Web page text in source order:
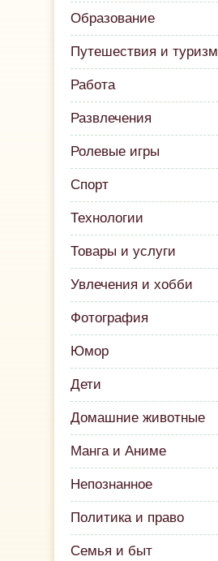
Образование
Путешествия и туризм
Работа
Развлечения
Ролевые игры
Спорт
Технологии
Товары и услуги
Увлечения и хобби
Фотография
Юмор
Дети
Домашние животные
Манга и Аниме
Непознанное
Политика и право
Семья и быт